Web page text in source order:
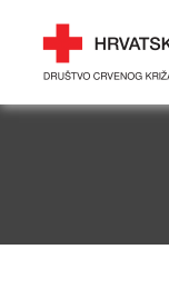
navigation